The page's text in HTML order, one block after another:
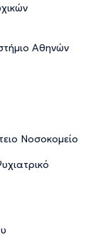
Αθηνών
Νοσοκομείο